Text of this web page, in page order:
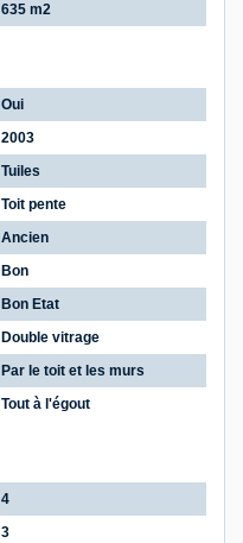
635 m2
Oui
2003
Tuiles
Toit pente
Ancien
Bon
Bon Etat
Double vitrage
Par le toit et les murs
Tout à l'égout
4
3